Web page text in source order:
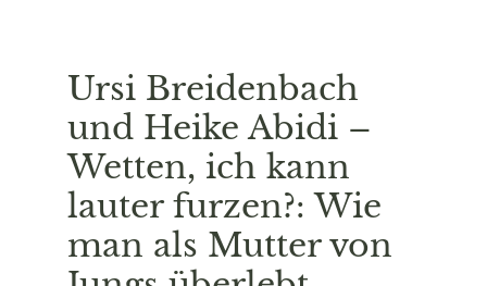
Ursi Breidenbach
und Heike Abidi –
Wetten, ich kann
lauter furzen?: Wie
man als Mutter von